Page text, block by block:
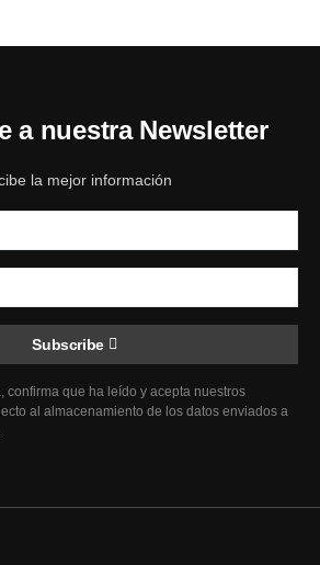
a nuestra Newsletter
la mejor información
Subscribe
confirma que ha leído y acepta nuestros
al almacenamiento de los datos enviados a